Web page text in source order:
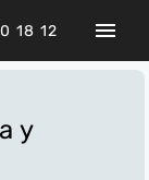
18 12
у